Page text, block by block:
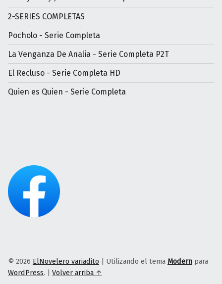
2-SERIES COMPLETAS
Pocholo - Serie Completa
La Venganza De Analia - Serie Completa P2T
El Recluso - Serie Completa HD
Quien es Quien - Serie Completa
© 2026 ElNovelero variadito | Utilizando el tema Modern para
WordPress. | Volver arriba ↑